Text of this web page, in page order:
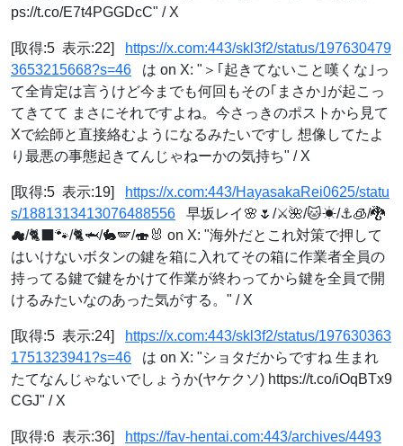
ps://t.co/E7t4PGGDcC" / X
[取得:5 表示:22]
https://x.com:443/skl3f2/status/197630479
3653215668?s=46 は on X: "＞｢起きてないこと嘆くな｣っ
て全肯定は言うけど今までも何回もその｢まさか｣が起こっ
てきてて まさにそれですよね。今さっきのポストから見て
Xで絵師と直接絡むようになるみたいですし 想像してたよ
り最悪の事態起きてんじゃねーかの気持ち" / X
[取得:5 表示:19]
https://x.com:443/HayasakaRei0625/statu
s/1881313413076488556 早坂レイ🌸🌷/⚔️🌺/🐱☀/⚓️🧊/🐉
☁/🐈‍⬛🐾/🐈️🦈/🐇🪽/🍣🐰 on X: "海外だとこれ対策で押して
はいけないボタンの鍵を箱に入れてその箱に作業者全員の
持ってる鍵で鍵をかけて作業が終わってから鍵を全員で開
けるみたいなのあった気がする。" / X
[取得:5 表示:24]
https://x.com:443/skl3f2/status/197630363
1751323941?s=46 は on X: "ショタだからですね 生まれ
たてなんじゃないでしょうか(ヤケクソ) https://t.co/iOqBTx9
CGJ" / X
[取得:6 表示:36]
https://fav-hentai.com:443/archives/4493